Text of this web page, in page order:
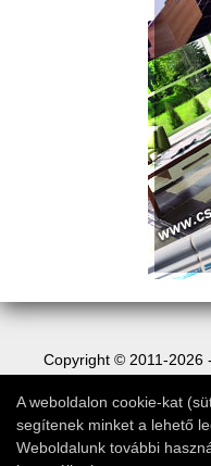
A weboldalon cookie-kat
segítenek minket a lehető
Weboldalunk további
Copyright © 2011-2026 -